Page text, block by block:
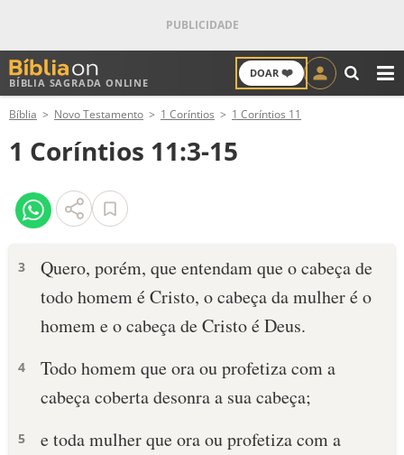
BÍBLIA SAGRADA ONLINE
DOAR ❤️
ANTIGO TESTAMENTO
NOVO TESTAMENTO
VERSÍCULOS
PALAVRA DO DIA
DEVOCIONAL DIÁRIO
10 MANDAMENTOS
Bíblia Novo Testamento 1 Coríntios 1 Coríntios 11
1 Coríntios 11:3-15
3
Quero, porém, que entendam que o cabeça de
todo homem é Cristo, o cabeça da mulher é o
homem e o cabeça de Cristo é Deus.
4
Todo homem que ora ou profetiza com a
cabeça coberta desonra a sua cabeça;
5
e toda mulher que ora ou profetiza com a